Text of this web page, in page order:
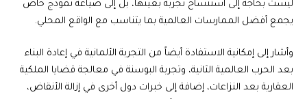
ليست بحاجة إلى استنساخ تجربة بعينها، بل إلى صياغة نموذج خاص
يجمع أفضل الممارسات العالمية بما يتناسب مع الواقع المحلي.
وأشار إلى إمكانية الاستفادة أيضاً من التجربة الألمانية في إعادة البناء
بعد الحرب العالمية الثانية، وتجربة البوسنة في معالجة قضايا الملكية
العقارية بعد النزاعات، إضافة إلى خبرات دول أخرى في إزالة الأنقاض،